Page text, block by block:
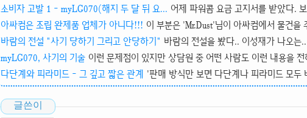
소비자 고발 1 - myLG070(해지 두 달 뒤 요... 어제 파워콤 요금 고지서를 받았다.
아싸컴은 조립 완제품 업체가 아니다!!! 이 부분은 'Mr.Dust'님이 아싸컴에서 물건을
바람의 전설 "사기 당하기 그리고 안당하기" 바람의 전설을 봤다.. 이성재가 나오는
myLG070, 사기의 기술 이런 문제점이 있지만 상담원 중 어떤 사람도 이런 내용을
다단계와 피라미드 - 그 깊고 짧은 관계 '판매 방식만 보면 다단계나 피라미드 모두
글쓴이